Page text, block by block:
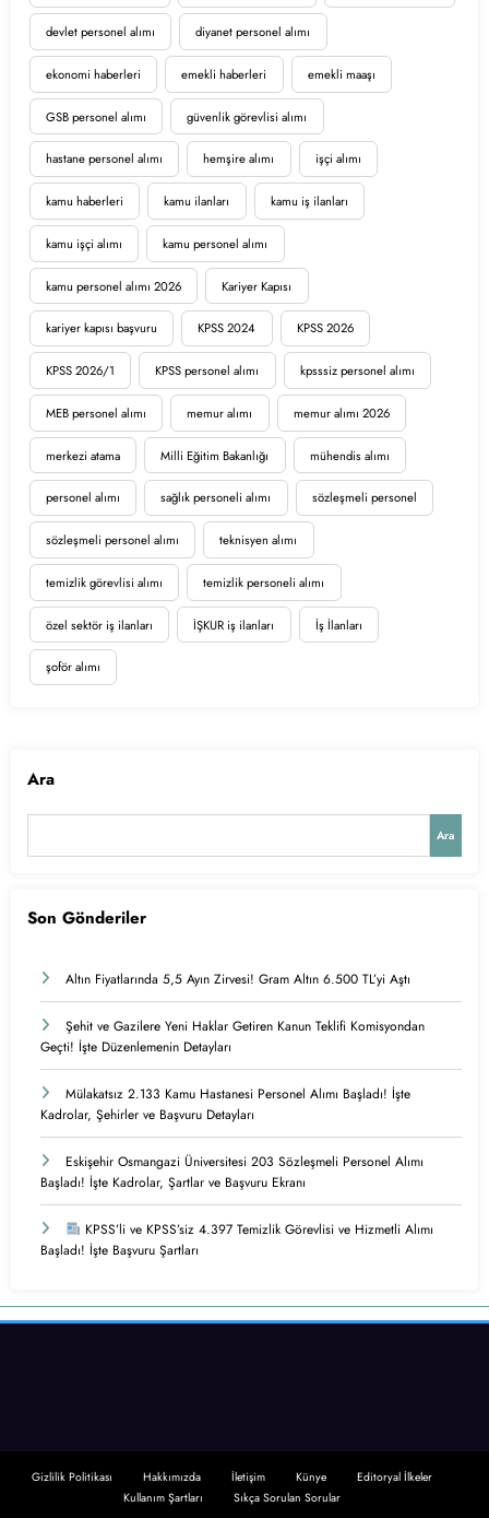
devlet personel alımı diyanet personel alımı
ekonomi haberleri emekli haberleri emekli maaşı
GSB personel alımı güvenlik görevlisi alımı
hastane personel alımı hemşire alımı işçi alımı
kamu haberleri kamu ilanları kamu iş ilanları
kamu işçi alımı kamu personel alımı
kamu personel alımı 2026 Kariyer Kapısı
kariyer kapısı başvuru KPSS 2024 KPSS 2026
KPSS 2026/1 KPSS personel alımı kpsssiz personel alımı
MEB personel alımı memur alımı memur alımı 2026
merkezi atama Milli Eğitim Bakanlığı mühendis alımı
personel alımı sağlık personeli alımı sözleşmeli personel
sözleşmeli personel alımı teknisyen alımı
temizlik görevlisi alımı temizlik personeli alımı
özel sektör iş ilanları İŞKUR iş ilanları İş İlanları
şoför alımı
Ara
Ara
Son Gönderiler
Altın Fiyatlarında 5,5 Ayın Zirvesi! Gram Altın 6.500 TL’yi Aştı
Şehit ve Gazilere Yeni Haklar Getiren Kanun Teklifi Komisyondan
Geçti! İşte Düzenlemenin Detayları
Mülakatsız 2.133 Kamu Hastanesi Personel Alımı Başladı! İşte
Kadrolar, Şehirler ve Başvuru Detayları
Eskişehir Osmangazi Üniversitesi 203 Sözleşmeli Personel Alımı
Başladı! İşte Kadrolar, Şartlar ve Başvuru Ekranı
KPSS’li ve KPSS’siz 4.397 Temizlik Görevlisi ve Hizmetli Alımı
Başladı! İşte Başvuru Şartları
Gizlilik Politikası Hakkımızda İletişim Künye
Editoryal İlkeler
Kullanım Şartları
Sıkça Sorulan Sorular